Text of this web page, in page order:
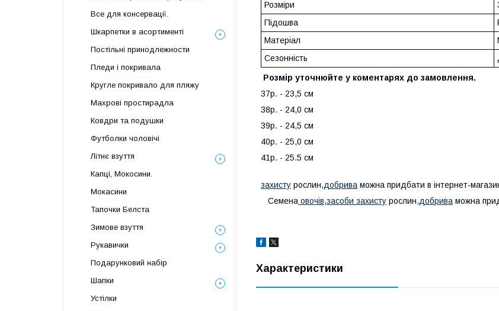
Розміри
Підошва
Матеріал
Сезонність
Розмір уточнюйте у коментарях до замовлення.
37р. - 23,5 см
38р. - 24,0 см
39р. - 24,5 см
40р. - 25,0 см
41р. - 25.5 см
захисту рослин,добрива можна придбати в інтернет-
Семена овочів,засоби захисту рослин,добрива можна
Характеристики
Все для консервації.
Шкарпетки в асортименті
Постільні принодлежности
Пледи і покривала
Кругле покривало для пляжу
Махрові простирадла
Ковдри та подушки
Футболки чоловічі
Літнє взуття
Капці, Мокосини.
Мокасини
Тапочки Белста
Зимове взуття
Рукавички
Подарунковий набір
Шапки
Устілки